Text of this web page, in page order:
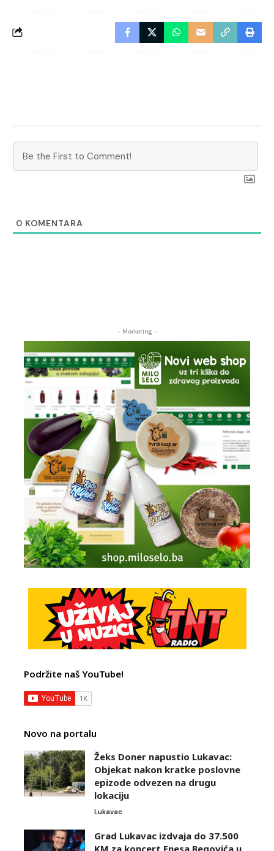
0 KOMENTARA
- Marketing -
Podržite naš YouTube!
Novo na portalu
Žeks Doner napustio Lukavac:
Objekat nakon kratke poslovne
epizode odvezen na drugu
lokaciju
Lukavac
Grad Lukavac izdvaja do 37.500
KM za koncert Enesa Begovića u